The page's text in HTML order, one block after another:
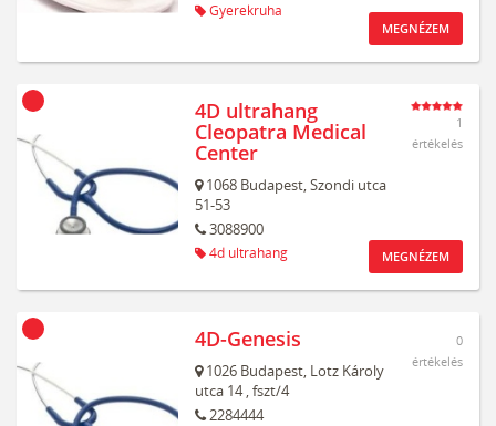
Gyerekruha
MEGNÉZEM
4D ultrahang
Cleopatra Medical
Center
1068 Budapest,Szondi utca
51-53
3088900
4d ultrahang
1
értékelés
MEGNÉZEM
4D-Genesis
1026 Budapest, Lotz Károly
utca 14, fszt/4
2284444
0
értékelés